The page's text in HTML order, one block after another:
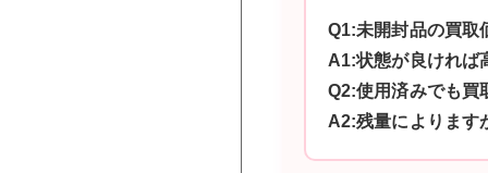
Q1:未開封品の買取
A1:状態が良ければ
Q2:使用済みでも買
A2:残量によります